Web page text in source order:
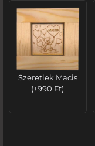
Szeretlek Macis
(+990 Ft)